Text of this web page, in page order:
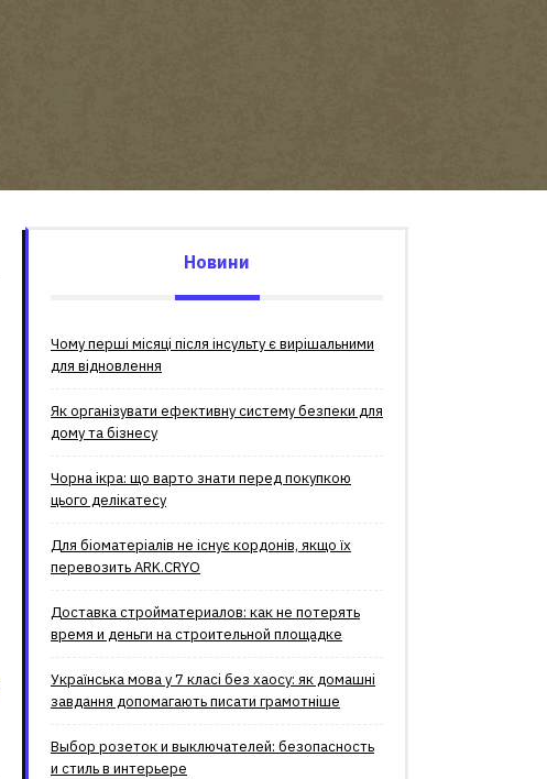
Новини
Чому перші місяці після інсульту є вирішальними
для відновлення
Як організувати ефективну систему безпеки для
дому та бізнесу
Чорна ікра: що варто знати перед покупкою
цього делікатесу
Для біоматеріалів не існує кордонів, якщо їх
перевозить ARK.CRYO
Доставка стройматериалов: как не потерять
время и деньги на строительной площадке
Українська мова у 7 класі без хаосу: як домашні
завдання допомагають писати грамотніше
Выбор розеток и выключателей: безопасность
и стиль в интерьере